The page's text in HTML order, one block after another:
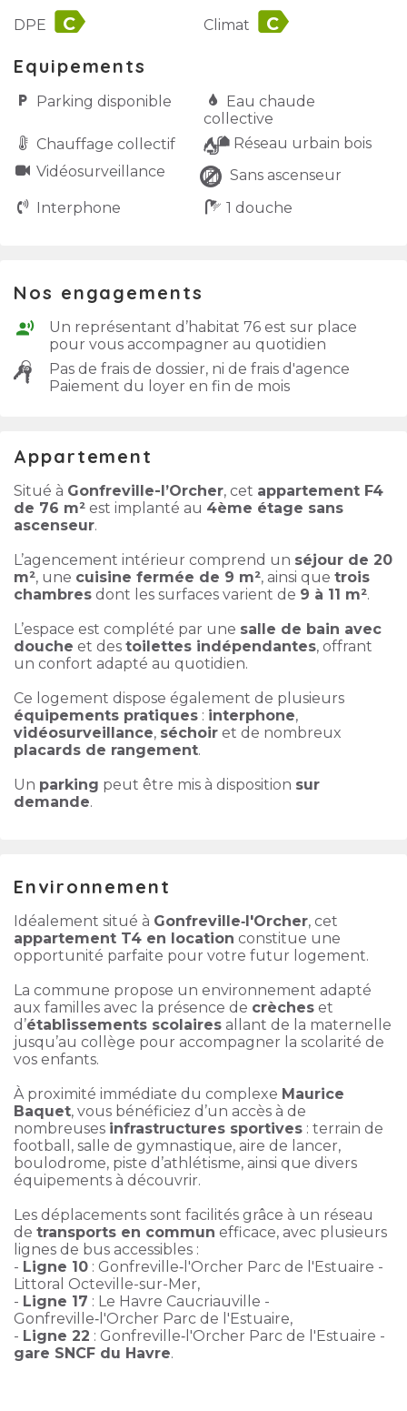
DPE label Climat label
Equipements
Parking disponible
Eau chaude
collective
Chauffage collectif
Réseau urbain bois
Vidéo­surveillance
Sans ascenseur
Interphone
1 douche
Nos engagements
Un représentant d’habitat 76 est sur place
pour vous accompagner au quotidien
Pas de frais de dossier, ni de frais d'agence
Paiement du loyer en fin de mois
Appartement
Situé à Gonfreville-l’Orcher, cet appartement F4
de 76 m² est implanté au 4ème étage sans
ascenseur.
L’agencement intérieur comprend un séjour de 20
m², une cuisine fermée de 9 m², ainsi que trois
chambres dont les surfaces varient de 9 à 11 m².
L’espace est complété par une salle de bain avec
douche et des toilettes indépendantes, offrant
un confort adapté au quotidien.
Ce logement dispose également de plusieurs
équipements pratiques : interphone,
vidéosurveillance, séchoir et de nombreux
placards de rangement.
Un parking peut être mis à disposition sur
demande.
Environnement
Idéalement situé à Gonfreville‑l'Orcher, cet
appartement T4 en location constitue une
opportunité parfaite pour votre futur logement.
La commune propose un environnement adapté
aux familles avec la présence de crèches et
d’établissements scolaires allant de la maternelle
jusqu’au collège pour accompagner la scolarité de
vos enfants.
À proximité immédiate du complexe Maurice
Baquet, vous bénéficiez d’un accès à de
nombreuses infrastructures sportives : terrain de
football, salle de gymnastique, aire de lancer,
boulodrome, piste d’athlétisme, ainsi que divers
équipements à découvrir.
Les déplacements sont facilités grâce à un réseau
de transports en commun efficace, avec plusieurs
lignes de bus accessibles :
- Ligne 10 : Gonfreville‑l'Orcher Parc de l'Estuaire -
Littoral Octeville-sur-Mer,
- Ligne 17 : Le Havre Caucriauville -
Gonfreville‑l'Orcher Parc de l'Estuaire,
- Ligne 22 : Gonfreville‑l'Orcher Parc de l'Estuaire -
gare SNCF du Havre.